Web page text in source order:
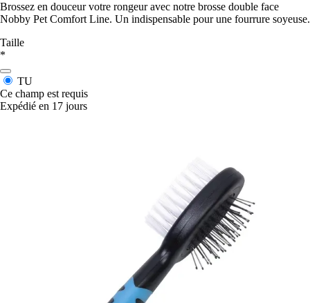
Brossez en douceur votre rongeur avec notre brosse double face
Nobby Pet Comfort Line. Un indispensable pour une fourrure soyeuse.
Taille
*
TU
Ce champ est requis
Expédié en 17 jours